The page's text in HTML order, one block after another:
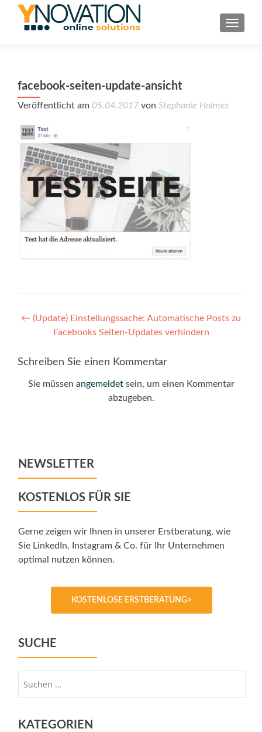
facebook-seiten-update-ansicht
Veröffentlicht am 05.04.2017 von Stephanie Holmes
Post
navigation
← (Update) Einstellungssache: Automatische Posts zu
Facebooks Seiten-Updates verhindern
Schreiben Sie einen Kommentar
Sie müssen angemeldetsein, um einen Kommentar
abzugeben.
NEWSLETTER
KOSTENLOS FÜR SIE
Gerne zeigen wir Ihnen in unserer Erstberatung, wie
Sie LinkedIn, Instagram & Co. für Ihr Unternehmen
optimal nutzen können.
KOSTENLOSE ERSTBERATUNG>
SUCHE
KATEGORIEN